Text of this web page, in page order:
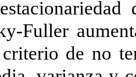
Fuller
de no